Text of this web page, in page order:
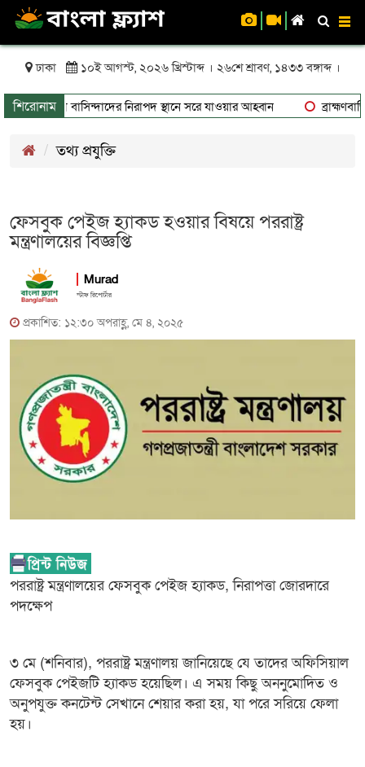
ঢাকা ১০ই আগস্ট, ২০২৬ খ্রিস্টাব্দ । ২৬শে শ্রাবণ, ১৪৩৩ বঙ্গাব্দ ।
শিরোনাম
থাকা বাসিন্দাদের নিরাপদ স্থানে সরে যাওয়ার আহ্বান
তথ্য প্রযুক্তি
ফেসবুক পেইজ হ্যাকড হওয়ার বিষয়ে পররাষ্ট্র
মন্ত্রণালয়ের বিজ্ঞপ্তি
Murad
স্টাফ রিপোর্টার
প্রকাশিত: ১২:৩০ অপরাহ্ণ, মে ৪, ২০২৫
পররাষ্ট্র মন্ত্রণালয়ের ফেসবুক পেইজ হ্যাকড, নিরাপত্তা জোরদারে
পদক্ষেপ
৩ মে (শনিবার), পররাষ্ট্র মন্ত্রণালয় জানিয়েছে যে তাদের অফিসিয়াল
ফেসবুক পেইজটি হ্যাকড হয়েছিল। এ সময় কিছু অননুমোদিত ও
অনুপযুক্ত কনটেন্ট সেখানে শেয়ার করা হয়, যা পরে সরিয়ে ফেলা
হয়।